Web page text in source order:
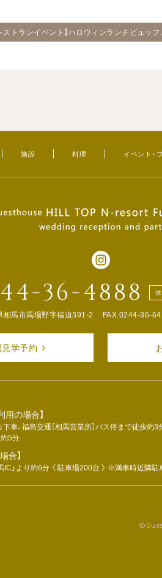
ストランイベント】ハロウィンランチビュッフ
施設 料理 イベント・
36-4888
馬市馬場野字福迫391-2 FAX.0244-36-
学予約
用の場合】
下車、福島交通［相馬営業所］バス停まで徒歩約
5分
合】
IC」より約6分 〈 駐車場200台 〉 ※満車時近隣